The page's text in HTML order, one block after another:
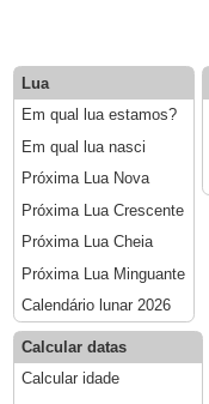
Lua
Em qual lua estamos?
Em qual lua nasci
Próxima Lua Nova
Próxima Lua Crescente
Próxima Lua Cheia
Próxima Lua Minguante
Calendário lunar 2026
Calcular datas
Calcular idade